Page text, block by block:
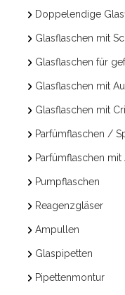
Doppelendige
Glasflaschen mit
Glasflaschen für
Glasflaschen mit
Glasflaschen mit
Parfümflaschen /
Parfümflaschen
Pumpflaschen
Reagenzgläser
Ampullen
Glaspipetten
Pipettenmontur